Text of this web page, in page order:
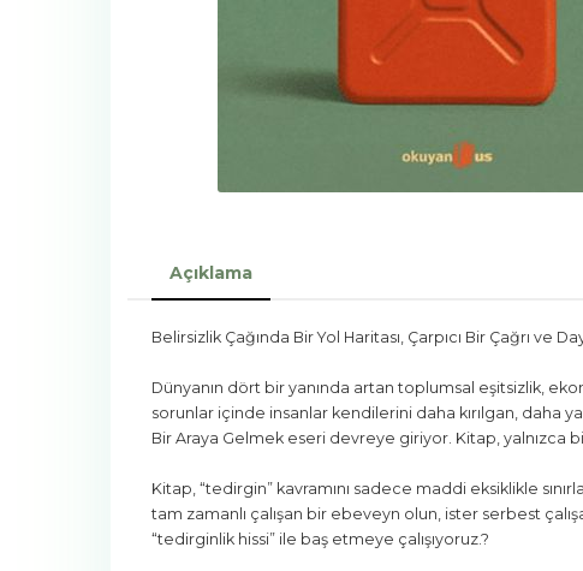
Açıklama
Belirsizlik Çağında Bir Yol Haritası, Çarpıcı Bir Çağrı ve
Dünyanın dört bir yanında artan toplumsal eşitsizlik,
sorunlar içinde insanlar kendilerini daha kırılgan, daha
Bir Araya Gelmek eseri devreye giriyor. Kitap, yalnızca
Kitap, “tedirgin” kavramını sadece maddi eksiklikle
tam zamanlı çalışan bir ebeveyn olun, ister serbest
“tedirginlik hissi” ile baş etmeye çalışıyoruz.?